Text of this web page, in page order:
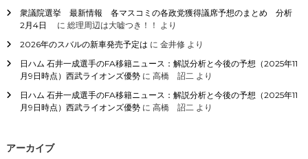
衆議院選挙 最新情報 各マスコミの各政党獲得議席予想のまとめ 分析
2月4日
に 総理周辺は大嘘つき！！ より
2026年のスバルの新車発売予定は に 金井修より
日ハム 石井一成選手のFA移籍ニュース：解説分析と今後の予想（2025年11
月9日時点）西武ライオンズ優勢に 高橋 詔二より
日ハム 石井一成選手のFA移籍ニュース：解説分析と今後の予想（2025年11
月9日時点）西武ライオンズ優勢に 高橋 詔二より
アーカイブ